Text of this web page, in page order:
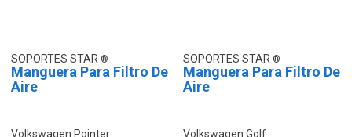
SOPORTES STAR
Manguera Para Filtro De
Aire
Volkswagen Pointer
SOPORTES STAR
Manguera Para Filtro De
Aire
Volkswagen Golf